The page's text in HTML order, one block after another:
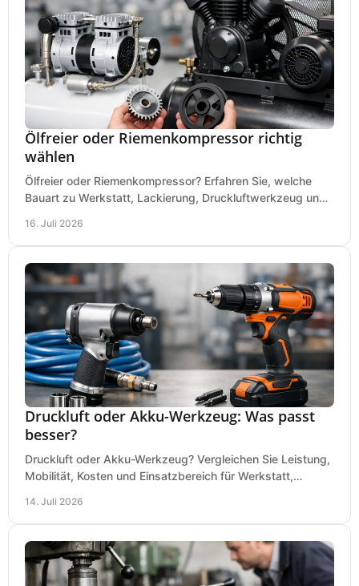
Ölfreier oder Riemenkompressor richtig
wählen
Ölfreier oder Riemenkompressor? Erfahren Sie, welche
Bauart zu Werkstatt, Lackierung, Druckluftwerkzeug und
16. Juli 2026
Druckluft oder Akku-Werkzeug: Was passt
besser?
Druckluft oder Akku-Werkzeug? Vergleichen Sie Leistung,
Mobilität, Kosten und Einsatzbereich für Werkstatt,
14. Juli 2026